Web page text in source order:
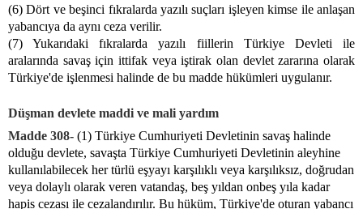
(6) Dört ve beşinci fıkralarda yazılı suçları işleyen kimse ile anlaşan
yabancıya da aynı ceza verilir.
(7) Yukarıdaki fıkralarda yazılı fiillerin Türkiye Devleti ile
aralarında savaş için ittifak veya iştirak olan devlet zararına olarak
Türkiye'de işlenmesi halinde de bu madde hükümleri uygulanır.
Düşman devlete maddi ve mali yardım
Madde 308- (1) Türkiye Cumhuriyeti Devletinin savaş halinde
olduğu devlete, savaşta Türkiye Cumhuriyeti Devletinin aleyhine
kullanılabilecek her türlü eşyayı karşılıklı veya karşılıksız, doğrudan
veya dolaylı olarak veren vatandaş, beş yıldan onbeş yıla kadar
hapis cezası ile cezalandırılır. Bu hüküm, Türkiye'de oturan yabancı